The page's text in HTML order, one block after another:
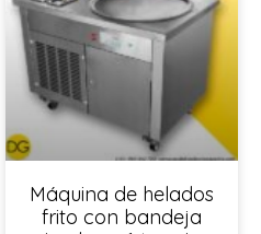
Máquina de helados
frito con bandeja